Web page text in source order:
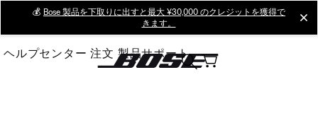
Main
💰 Bose 製品を下取りに出すと最大 ¥30,000 のクレジットを獲得で
きます。
ヘルプセンター 注文 製品サポート